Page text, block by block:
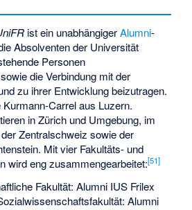
ist ein unabhängigerAlumni-
Absolventen der Universität
Personen
die Verbindung mit der
zu ihrer Entwicklung beizutragen.
Carrel aus Luzern.
in Zürich und Umgebung, im
Zentralschweiz sowie der
Mit vier Fakultäts- und
wird eng zusammengearbeitet:[51]
Fakultät: Alumni IUS Frilex
Alumni